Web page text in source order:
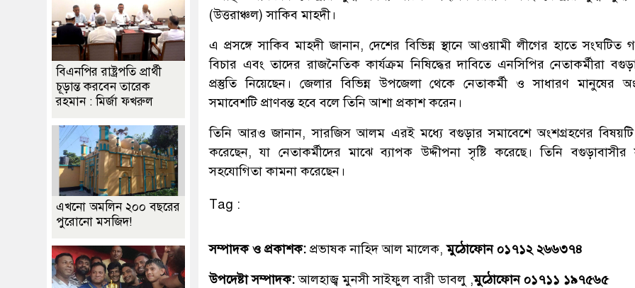
(উত্তরাঞ্চল) সাকিব মাহদী।
এ প্রসঙ্গে সাকিব মাহদী জানান, দেশের বিভিন্ন স্থানে আওয়ামী লীগের হাতে সংঘটিত
বিচার এবং তাদের রাজনৈতিক কার্যক্রম নিষিদ্ধের দাবিতে এনসিপির নেতাকর্মীরা
প্রস্তুতি নিয়েছেন। জেলার বিভিন্ন উপজেলা থেকে নেতাকর্মী ও সাধারণ মানুষের
সমাবেশটি প্রাণবন্ত হবে বলে তিনি আশা প্রকাশ করেন।
তিনি আরও জানান, সারজিস আলম এরই মধ্যে বগুড়ার সমাবেশে অংশগ্রহণের বিষয়টি
করেছেন, যা নেতাকর্মীদের মাঝে ব্যাপক উদ্দীপনা সৃষ্টি করেছে। তিনি বগুড়াবাসীর
সহযোগিতা কামনা করেছেন।
Tag :
সম্পাদক ও প্রকাশক: প্রভাষক নাহিদ আল মালেক,মুঠোফোন ০১৭১২ ২৬৬৩৭৪
উপদেষ্টা সম্পাদক:আলহাজ্ব মুনসী সাইফুল বারী ডাবলু ,মুঠোফোন ০১৭১১ ১৯৭৫৬৫
বিএনপির রাষ্ট্রপতি প্রার্থী
চূড়ান্ত করবেন তারেক
রহমান : মির্জা ফখরুল
এখনো অমলিন ২০০ বছরের
পুরোনো মসজিদ!